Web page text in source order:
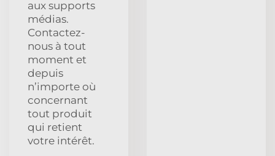
aux supports
médias.
Contactez-
nous à tout
moment et
depuis
n’importe où
concernant
tout produit
qui retient
votre intérêt.